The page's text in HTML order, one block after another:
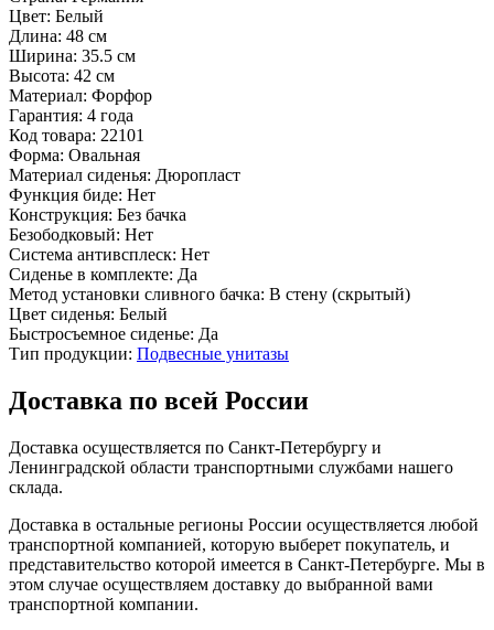
Цвет: Белый
Длина: 48 см
Ширина: 35.5 см
Высота: 42 см
Материал: Форфор
Гарантия: 4 года
Код товара: 22101
Форма: Овальная
Материал сиденья: Дюропласт
Функция биде: Нет
Конструкция: Без бачка
Безободковый: Нет
Система антивсплеск: Нет
Сиденье в комплекте: Да
Метод установки сливного бачка: В стену (скрытый)
Цвет сиденья: Белый
Быстросъемное сиденье: Да
Тип продукции: Подвесные унитазы
Доставка по всей России
Доставка осуществляется по Санкт-Петербургу и
Ленинградской области транспортными службами нашего
склада.
Доставка в остальные регионы России осуществляется любой
транспортной компанией, которую выберет покупатель, и
представительство которой имеется в Санкт-Петербурге. Мы в
этом случае осуществляем доставку до выбранной вами
транспортной компании.